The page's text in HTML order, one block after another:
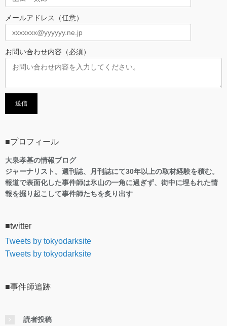
メールアドレス（任意）
お問い合わせ内容（必須）
■プロフィール
大泉孝基の情報ブログ
ジャーナリスト。週刊誌、月刊誌にて30年以上の取材経験を積む。
報道で表面化した事件師は氷山の一角に過ぎず、街中に埋もれた情
報を掘り起こして事件師たちを炙り出す
■twitter
Tweets by tokyodarksite
Tweets by tokyodarksite
■事件師追跡
読者投稿